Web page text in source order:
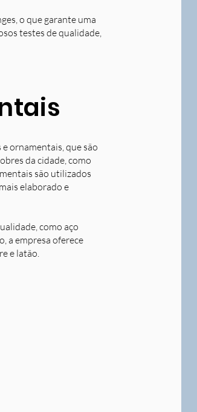
o que garante uma
testes de qualidade,
ornamentais, que são
da cidade, como
são utilizados
elaborado e
como aço
a empresa oferece
e latão.